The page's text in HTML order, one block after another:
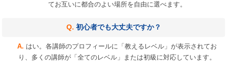
てお互いに都合のよい場所を自由に選べます。
初心者でも大丈夫ですか？
はい。各講師のプロフィールに「教えるレベル」が表示されてお
り、多くの講師が「全てのレベル」または初級に対応しています。